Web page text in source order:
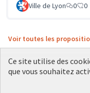
Ville de Lyon 0 0
Voir toutes les
Ce site utilise des
que vous souhaitez